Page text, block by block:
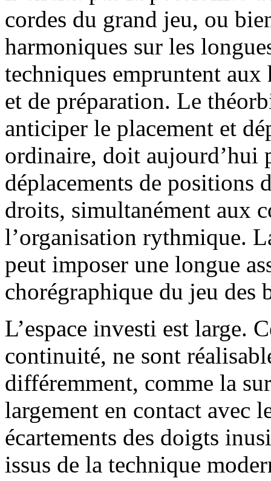
cordes du grand jeu, ou
harmoniques sur les
techniques empruntent aux
et de préparation. Le
anticiper le placement et
ordinaire, doit aujourd’hui
déplacements de positions
droits, simultanément aux
l’organisation rythmique.
peut imposer une longue
chorégraphique du jeu des
L’espace investi est large.
continuité, ne sont
différemment, comme la
largement en contact avec
écartements des doigts
issus de la technique